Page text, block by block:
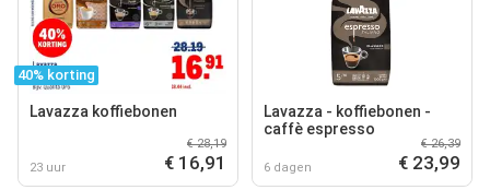
40% korting
Lavazza koffiebonen
23 uur
€ 28,19
€ 16,91
Lavazza - koffiebonen -
caffè espresso
6 dagen
€ 26,39
€ 23,99